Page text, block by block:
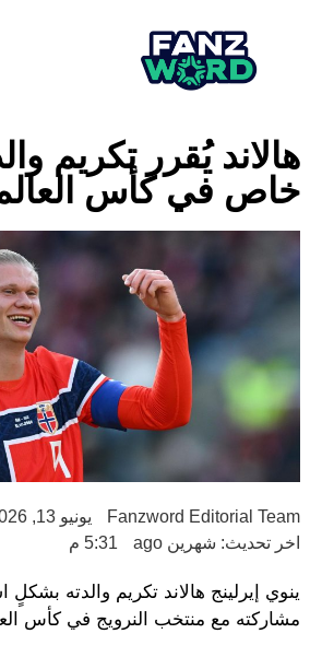
هالاند يُقرر تكريم
خاص في كأس العالم
Fanzword Editorial Team
يونيو 13, 2026
اخر تحديث: شهرين ago
5:31 م
ينوي إيرلينج هالاند تكريم والدته بشكلٍ
مشاركته مع منتخب النرويج في كأس العالم